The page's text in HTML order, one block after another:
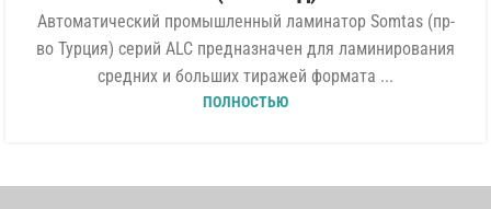
Автоматический промышленный ламинатор Somtas (пр-
во Турция) серий ALC предназначен для ламинирования
средних и больших тиражей формата ...
ПОЛНОСТЬЮ